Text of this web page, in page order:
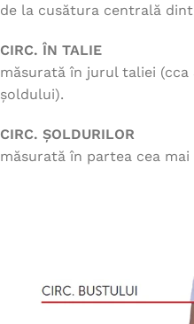
de la cusătura centrală
CIRC. ÎN TALIE
măsurată în jurul taliei (cca
șoldului).
CIRC. ȘOLDURILOR
măsurată în partea cea